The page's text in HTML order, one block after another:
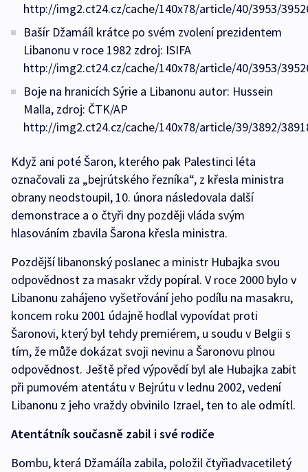
http://img2.ct24.cz/cache/140x78/article/40/3953/
Bašír Džamáíl krátce po svém zvolení prezidentem
Libanonu v roce 1982 zdroj: ISIFA
http://img2.ct24.cz/cache/140x78/article/40/3953/
Boje na hranicích Sýrie a Libanonu autor: Hussein
Malla, zdroj: ČTK/AP
http://img2.ct24.cz/cache/140x78/article/39/3892/
Když ani poté Šaron, kterého pak Palestinci léta
označovali za „bejrútského řezníka“, z křesla ministra
obrany neodstoupil, 10. února následovala další
demonstrace a o čtyři dny později vláda svým
hlasováním zbavila Šarona křesla ministra.
Pozdější libanonský poslanec a ministr Hubajka svou
odpovědnost za masakr vždy popíral. V roce 2000 bylo v
Libanonu zahájeno vyšetřování jeho podílu na masakru,
koncem roku 2001 údajně hodlal vypovídat proti
Šaronovi, který byl tehdy premiérem, u soudu v Belgii s
tím, že může dokázat svoji nevinu a Šaronovu plnou
odpovědnost. Ještě před výpovědí byl ale Hubajka zabit
při pumovém atentátu v Bejrútu v lednu 2002, vedení
Libanonu z jeho vraždy obvinilo Izrael, ten to ale odmítl.
Atentátník současně zabil i své rodiče
Bombu, která Džamáíla zabila, položil čtyřiadvacetiletý